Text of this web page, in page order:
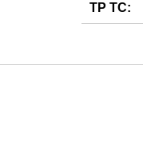
ТР ТС: